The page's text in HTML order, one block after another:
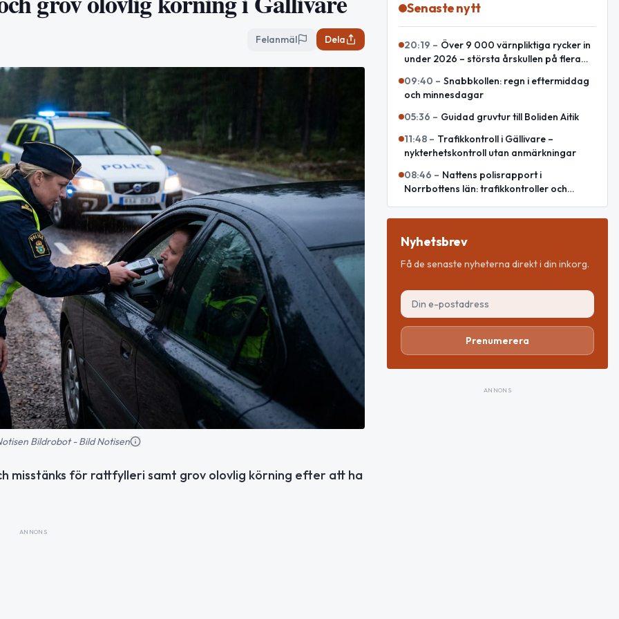
Felanmäl Dela
Bildrobot - Bild Notisen
misstänks för rattfylleri samt grov olovlig körning efter att ha
ANNONS
Senaste nytt
20:19 – Över 9 000 värnpliktiga rycker in
under 2026 – största årskullen på flera
09:40 – Snabbkollen: regn i eftermiddag
och minnesdagar
05:36 – Guidad gruvtur till Boliden Aitik
11:48 – Trafikkontroll i Gällivare –
nykterhetskontroll utan anmärkningar
08:46 – Nattens polisrapport i
Norrbottens län: trafikkontroller och
Nyhetsbrev
Få de senaste nyheterna direkt i din inkorg.
Prenumerera
ANNONS